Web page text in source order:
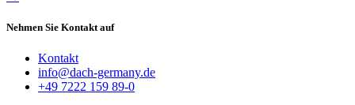
Nehmen Sie Kontakt auf
Kontakt
info@dach-germany.de
+49 7222 159 89-0